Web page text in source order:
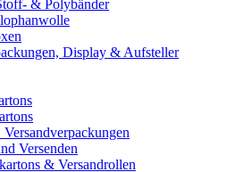
& Polybänder
Display & Aufsteller
Versenden
& Versandrollen